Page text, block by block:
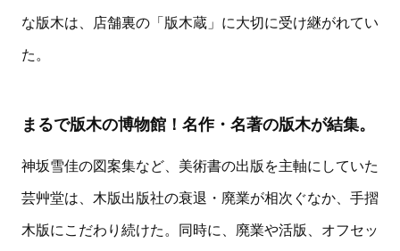
な版木は、店舗裏の「版木蔵」に大切に受け継がれてい
た。
まるで版木の博物館！名作・名著の版木が結集。
神坂雪佳の図案集など、美術書の出版を主軸にしていた
芸艸堂は、木版出版社の衰退・廃業が相次ぐなか、手摺
木版にこだわり続けた。同時に、廃業や活版、オフセッ